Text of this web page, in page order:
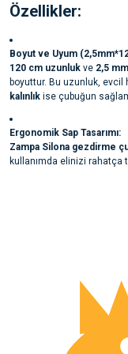
Özellikler:
Boyut ve Uyum
120 cm uzunluk ve 2,5
boyuttur. Bu uzunluk, evcil
kalınlık ise çubuğun
Ergonomik Sap Tasarımı:
Zampa Silona gezdirme
kullanımda elinizi rahatça
Kolay Kullanım ve Yüksek
,
zamanda sahibine tam
ortamlarda hayvanınızı
Ürün bilgilerinde
Ürün fiyatı diğer
Bu ürüne benzer